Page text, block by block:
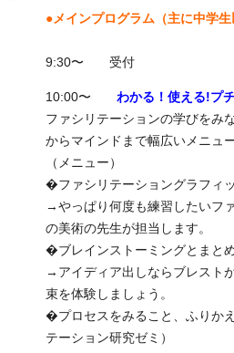
●メインプログラム（主に中学生
9:30〜 受付
10:00〜 わかる！使える!プ
ファシリテーションの学びをみ
からマインドまで幅広いメニュ
（メニュー）
�ファシリテーショングラフィ
→やっぱり何度も練習したいフ
の美術の先生が担当します。
�ブレインストーミングとまと
→アイディア出しならブレスト
束を体験しましょう。
�プロセスをみること、ふりか
テーション研究ゼミ）